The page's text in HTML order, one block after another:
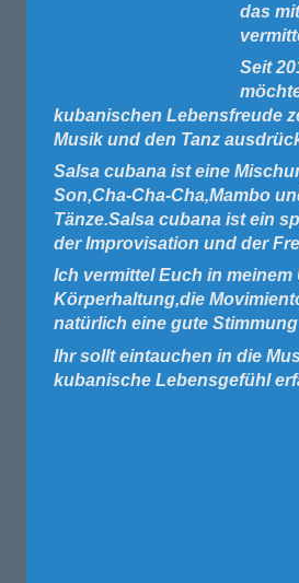
das
Seit
kubanischen Lebensfreude
Musik und den Tanz
Salsa cubana ist eine
Son,Cha-Cha-Cha,Mambo
Tänze.Salsa cubana ist ein
der Improvisation und der
Ich vermittel Euch in
Körperhaltung,die
natürlich eine gute
Ihr sollt eintauchen in die
kubanische Lebensgefühl